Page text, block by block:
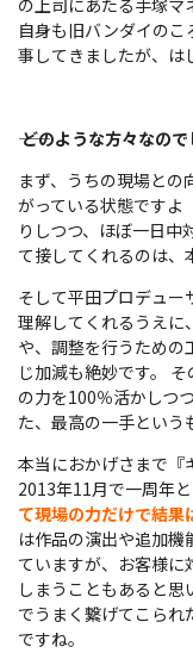
の上司にあたる手塚マ
自身も旧バンダイの
事してきましたが、は
――どのような方々なので
まず、うちの現場と
がっている状態ですよ
りしつつ、ほぼ一日中
て接してくれるのは、
そして平田プロデュー
理解してくれるうえに
や、調整を行うための
じ加減も絶妙です。
の力を100％活かしつ
た、最高の一手とい
本当におかげさまで『
2013年11月で一周年
て現場の力だけで結果
は作品の演出や追加
ていますが、お客様に
しまうこともあると
でうまく繋げてこられ
ですね。